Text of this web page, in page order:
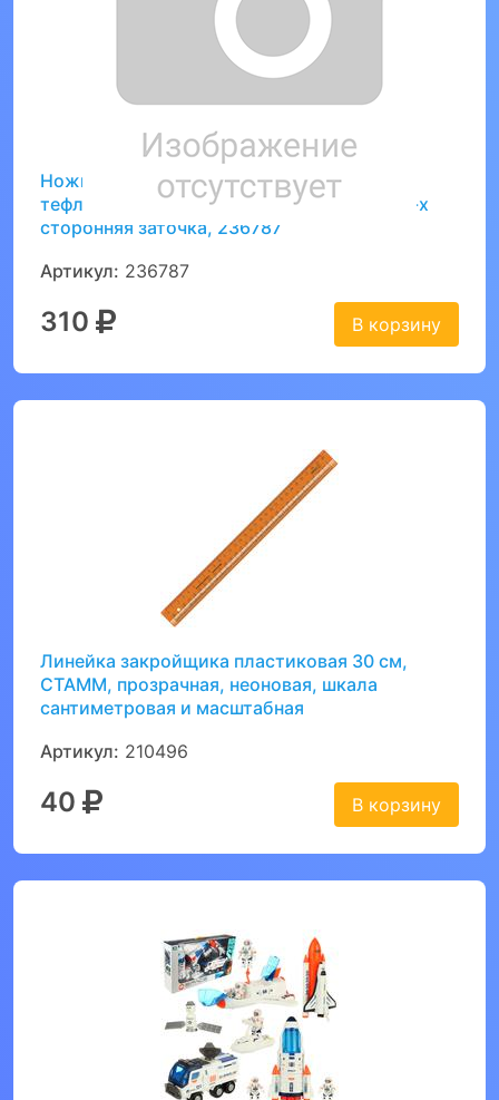
Ножницы BRAUBERG "Special" 165 мм,
тефлоновое антискользящее покрытие, 2-х
сторонняя заточка, 236787
Артикул: 236787
310 В корзину
Линейка закройщика пластиковая 30 см,
СТАММ, прозрачная, неоновая, шкала
сантиметровая и масштабная
Артикул: 210496
40 В корзину